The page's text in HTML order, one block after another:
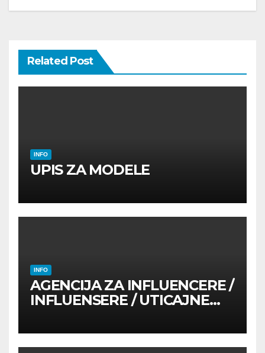
Related Post
INFO
UPIS ZA MODELE
INFO
AGENCIJA ZA INFLUENCERE /
INFLUENSERE / UTICAJNE